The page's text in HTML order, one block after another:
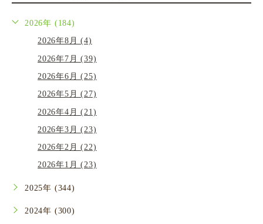
2026年 (184)
2026年8月 (4)
2026年7月 (39)
2026年6月 (25)
2026年5月 (27)
2026年4月 (21)
2026年3月 (23)
2026年2月 (22)
2026年1月 (23)
2025年 (344)
2024年 (300)